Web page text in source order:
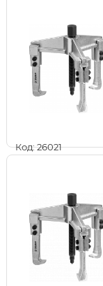
Код: 26021